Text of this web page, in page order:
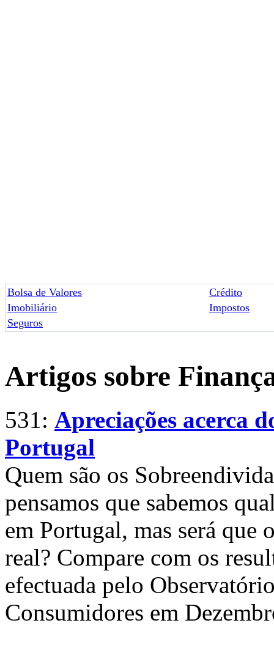
Bolsa de Valores
Crédito
Imobiliário
Impostos
Seguros
Artigos sobre
531: Apreciações acerca
Portugal
Quem são os
pensamos que sabemos
em Portugal, mas será que
real? Compare com os
efectuada pelo
Consumidores em